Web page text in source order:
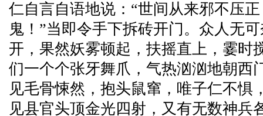
仁自言自语地说：“世间从来邪不压
鬼！”当即令手下拆砖开门。众人无
开，果然妖雾顿起，扶摇直上，霎时
们一个个张牙舞爪，气热汹汹地朝西
见毛骨悚然，抱头鼠窜，唯子仁不惧
见县官头顶金光四射，又有无数神兵